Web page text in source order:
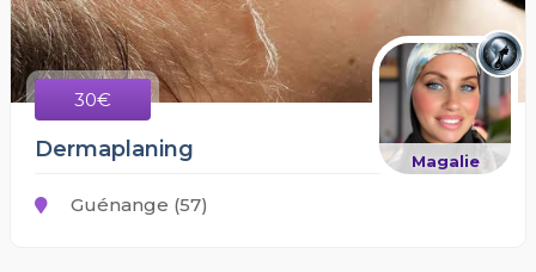
30€
Magalie
Dermaplaning
Guénange (57)